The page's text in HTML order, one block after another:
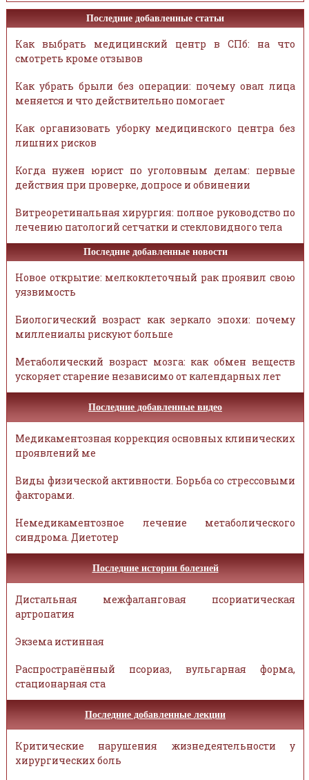
Последние добавленные статьи
Как выбрать медицинский центр в СПб: на что
смотреть кроме отзывов
Как убрать брыли без операции: почему овал лица
меняется и что действительно помогает
Как организовать уборку медицинского центра без
лишних рисков
Когда нужен юрист по уголовным делам: первые
действия при проверке, допросе и обвинении
Витреоретинальная хирургия: полное руководство по
лечению патологий сетчатки и стекловидного тела
Последние добавленные новости
Новое открытие: мелкоклеточный рак проявил свою
уязвимость
Биологический возраст как зеркало эпохи: почему
миллениалы рискуют больше
Метаболический возраст мозга: как обмен веществ
ускоряет старение независимо от календарных лет
Последние добавленные видео
Медикаментозная коррекция основных клинических
проявлений ме
Виды физической активности. Борьба со стрессовыми
факторами.
Немедикаментозное лечение метаболического
синдрома. Диетотер
Последние истории болезней
Дистальная межфаланговая псориатическая
артропатия
Экзема истинная
Распространённый псориаз, вульгарная форма,
стационарная ста
Последние добавленные лекции
Критические нарушения жизнедеятельности у
хирургических боль